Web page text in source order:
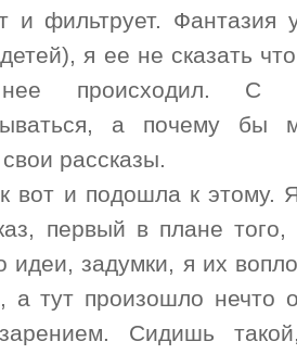
и фильтрует.
я ее не сказать
происходил. С
а почему бы
рассказы.
вот и подошла к этому.
первый в плане
идеи, задумки, я их
а тут произошло нечто
Сидишь